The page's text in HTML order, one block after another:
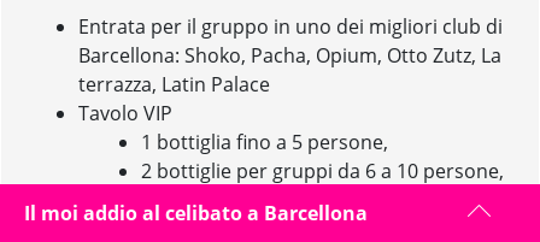
Entrata per il gruppo in uno dei migliori club di
Barcellona: Shoko, Pacha, Opium, Otto Zutz, La
terrazza, Latin Palace
Tavolo VIP
1 bottiglia fino a 5 persone,
2 bottiglie per gruppi da 6 a 10 persone,
3 bottiglie per gruppi da 11 a 15 persone.
Assistenza in loco
Il moi addio al celibato a Barcellona